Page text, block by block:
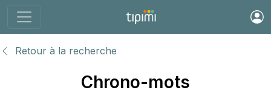
Retour à la recherche
Chrono-mots